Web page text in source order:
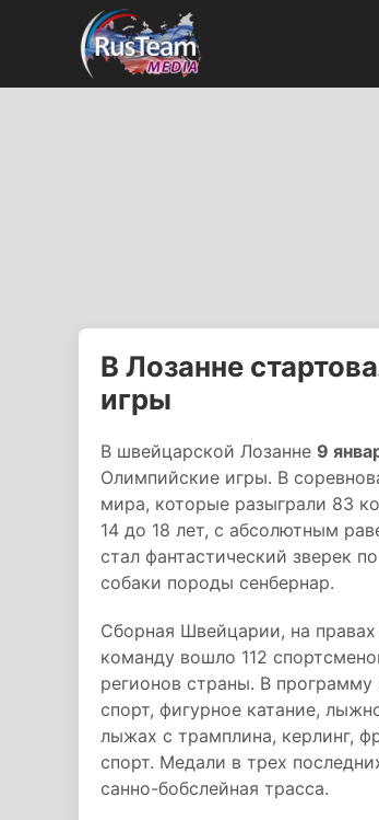
В Лозанне
игры
В швейцарской Лозанне 9
Олимпийские игры. В
мира, которые разыграли 83
14 до 18 лет, с абсолютным
стал фантастический зверек
собаки породы сенбернар.
Сборная Швейцарии, на
команду вошло 112
регионов страны. В
спорт, фигурное катание,
лыжах с трамплина, керлинг,
спорт. Медали в трех
санно-бобслейная трасса.